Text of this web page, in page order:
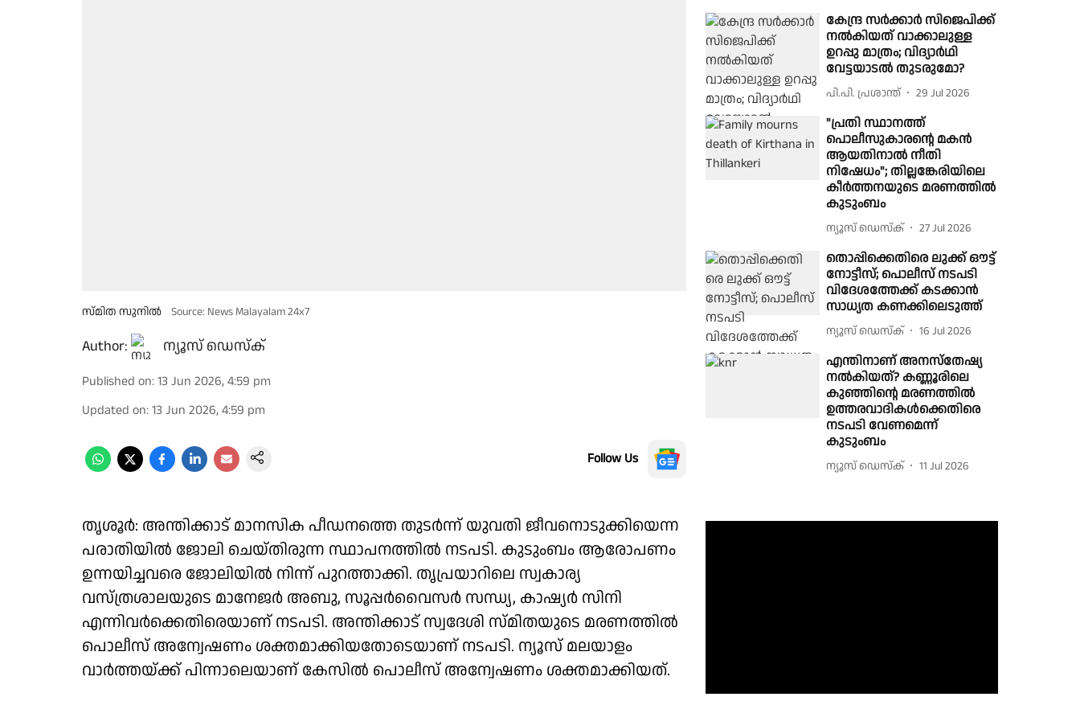
സ്മിത സുനിൽ Source: News Malayalam 24x7
Author: ന്യൂസ് ഡെസ്ക്
Published on:13 Jun 2026, 4:59 pm
Updated on:13 Jun 2026, 4:59 pm
Follow Us
തൃശൂർ: അന്തിക്കാട് മാനസിക പീഡനത്തെ തുടർന്ന് യുവതി ജീവനൊടുക്കിയെന്ന
പരാതിയിൽ ജോലി ചെയ്തിരുന്ന സ്ഥാപനത്തിൽ നടപടി. കുടുംബം ആരോപണം
ഉന്നയിച്ചവരെ ജോലിയിൽ നിന്ന് പുറത്താക്കി. തൃപ്രയാറിലെ സ്വകാര്യ
വസ്ത്രശാലയുടെ മാനേജർ അബു, സൂപ്പർവൈസർ സന്ധ്യ, കാഷ്യർ സിനി
എന്നിവർക്കെതിരെയാണ് നടപടി. അന്തിക്കാട് സ്വദേശി സ്മിതയുടെ മരണത്തിൽ
പൊലീസ് അന്വേഷണം ശക്തമാക്കിയതോടെയാണ് നടപടി. ന്യൂസ് മലയാളം
വാർത്തയ്ക്ക് പിന്നാലെയാണ് കേസിൽ പൊലീസ് അന്വേഷണം ശക്തമാക്കിയത്.
കേന്ദ്ര സര്‍ക്കാര്‍ സിജെപിക്ക്
നല്‍കിയത് വാക്കാലുള്ള
ഉറപ്പു മാത്രം; വിദ്യാർഥി
വേട്ടയാടൽ തുടരുമോ​​​?
പി.പി. പ്രശാന്ത് 29 Jul 2026
"പ്രതി സ്ഥാനത്ത്
പൊലീസുകാരൻ്റെ മകൻ
ആയതിനാൽ നീതി
നിഷേധം"; തില്ലങ്കേരിയിലെ
കീർത്തനയുടെ മരണത്തിൽ
കുടുംബം
ന്യൂസ് ഡെസ്ക് 27 Jul 2026
തൊപ്പിക്കെതിരെ ലുക്ക് ഔട്ട്
നോട്ടീസ്; പൊലീസ് നടപടി
വിദേശത്തേക്ക് കടക്കാൻ
സാധ്യത കണക്കിലെടുത്ത്
ന്യൂസ് ഡെസ്ക് 16 Jul 2026
എന്തിനാണ് അനസ്തേഷ്യ
നൽകിയത്? കണ്ണൂരിലെ
കുഞ്ഞിൻ്റെ മരണത്തിൽ
ഉത്തരവാദികൾക്കെതിരെ
നടപടി വേണമെന്ന്
കുടുംബം
ന്യൂസ് ഡെസ്ക് 11 Jul 2026